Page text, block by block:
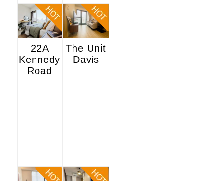
22A
Kennedy
Road
The Unit
Davis